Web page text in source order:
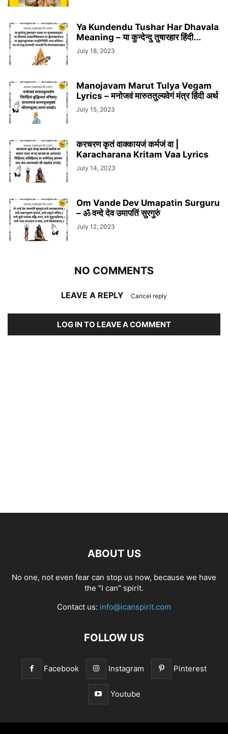
Ya Kundendu Tushar Har Dhavala
Meaning – या कुन्देन्दु तुषारहार हिंदी...
July 18, 2023
Manojavam Marut Tulya Vegam
Lyrics – मनोजवं मारुततुल्यवेगं मंत्र हिंदी अर्थ
July 15, 2023
करचरण कृतं वाक्कायजं कर्मजं वा |
Karacharana Kritam Vaa Lyrics
July 14, 2023
Om Vande Dev Umapatin Surguru
– ॐ वन्दे देव उमापतिं सुरगुरुं
July 12, 2023
NO COMMENTS
LEAVE A REPLY Cancel reply
LOG IN TO LEAVE A COMMENT
ABOUT US
No one, not even fear can stop us now, because we have
the "I can" spirit.
Contact us: info@icanspirit.com
FOLLOW US
Facebook Instagram Pinterest
Youtube